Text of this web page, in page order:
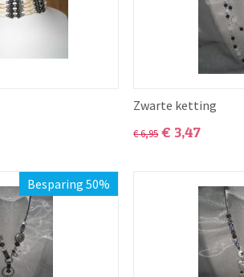
Zwarte ketting
€6,95 € 3,47
Besparing 50%